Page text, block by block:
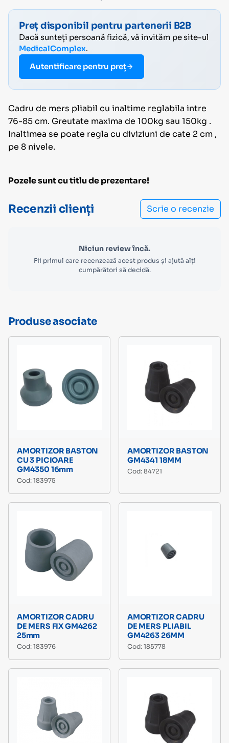
Preț disponibil pentru partenerii B2B
Dacă sunteți persoană fizică, vă invităm pe site-ul
MedicalComplex.
Autentificare pentru preț
Cadru de mers pliabil cu inaltime reglabila intre
76-85 cm. Greutate maxima de 100kg sau 150kg .
Inaltimea se poate regla cu diviziuni de cate 2 cm ,
pe 8 nivele.
Pozele sunt cu titlu de prezentare!
Recenzii clienți Scrie o recenzie
Niciun review încă.
Fii primul care recenzează acest produs și ajută alți
cumpărători să decidă.
Produse asociate
AMORTIZOR BASTON
CU 3 PICIOARE
GM4350 16mm
Cod: 183975
AMORTIZOR BASTON
GM4341 18MM
Cod: 84721
AMORTIZOR CADRU
DE MERS FIX GM4262
25mm
Cod: 183976
AMORTIZOR CADRU
DE MERS PLIABIL
GM4263 26MM
Cod: 185778